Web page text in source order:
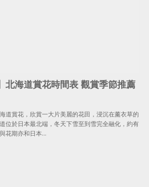
北海道賞花時間表 觀賞季節推薦
道賞花，欣賞一大片美麗的花田，浸沉在薰衣草的
位於日本最北端，冬天下雪至到雪完全融化，約有
花期亦和日本…